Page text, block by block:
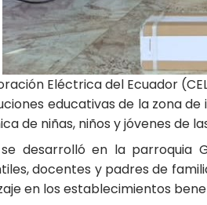
Eléctrica del Ecuador
educativas de la zona
de niñas, niños y jóvenes de
desarrolló en la parroquia
docentes y padres de
en los establecimientos